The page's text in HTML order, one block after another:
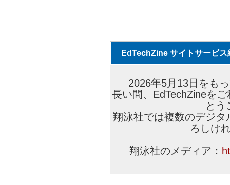
EdTechZine サイトサービス
2026年5月13日をも
長い間、EdTechZineを
とう
翔泳社では複数のデジ
ろしけ
翔泳社のメディア：